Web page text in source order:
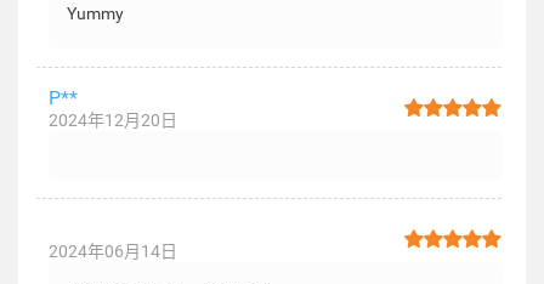
Yummy
P**
2024年12月20日
2024年06月14日